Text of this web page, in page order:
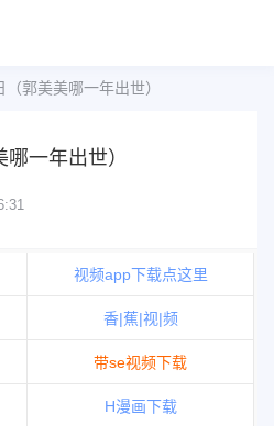
郭美美哪一年出世）
一年出世）
视频app下载点这里
香|蕉|视|频
带se视频下载
H漫画下载